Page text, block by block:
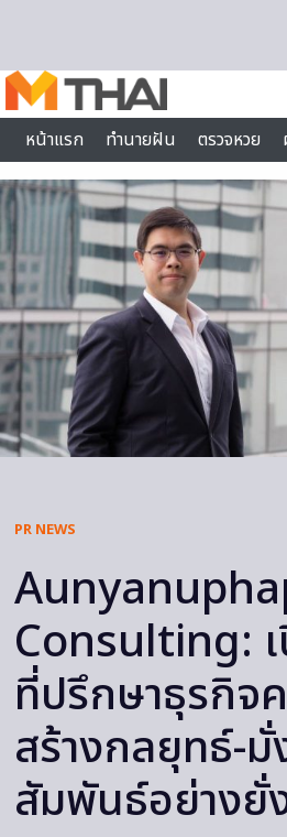
หน้าแรก
ทำนายฝัน ตรวจหวย
ไลฟ์สไตล์
PR NEWS
Consulting:
ที่ปรึกษาธุรกิจ
สร้างกลยุทธ์-
สัมพันธ์อย่างยั่